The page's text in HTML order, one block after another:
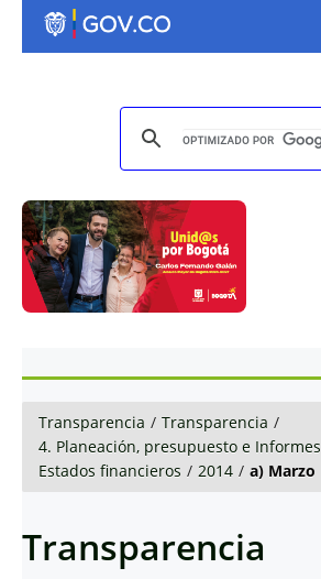
Transparencia / Transparencia /
4. Planeación, presupuesto e Informes
Estados financieros / 2014 / a) Marzo
Transparencia